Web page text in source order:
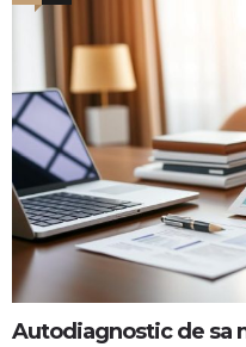
Autodiagnostic de sa